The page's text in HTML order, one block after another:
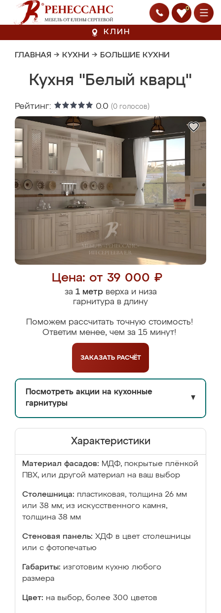
0
КЛИН
ГЛАВНАЯ → КУХНИ → БОЛЬШИЕ КУХНИ
Кухня "Белый кварц"
Рейтинг: 0.0 (0 голосов)
Цена: от 39 000 ₽
за 1 метрверха и низа
гарнитура в длину
Поможем рассчитать точную стоимость!
Ответим менее, чем за 15 минут!
ЗАКАЗАТЬ РАСЧЁТ
Посмотреть акции на кухонные
гарнитуры
▼
Характеристики
Материал фасадов: МДФ, покрытые плёнкой
ПВХ, или другой материал на ваш выбор
Столешница: пластиковая, толщина 26 мм
или 38 мм; из искусственного камня,
толщина 38 мм
Стеновая панель: ХДФ в цвет столешницы
или с фотопечатью
Габариты: изготовим кухню любого
размера
Цвет: на выбор, более 300 цветов